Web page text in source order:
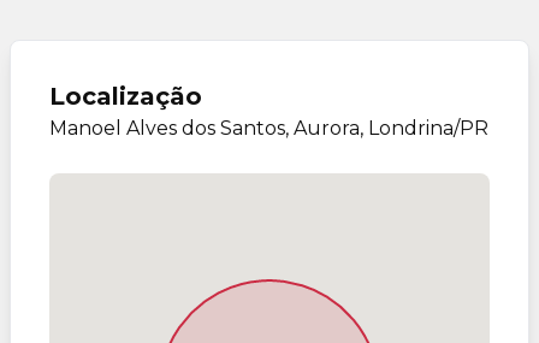
Localização
Manoel Alves dos Santos, Aurora, Londrina/PR